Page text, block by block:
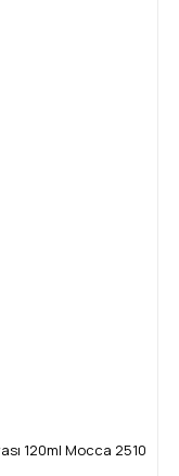
120ml Mocca 2510